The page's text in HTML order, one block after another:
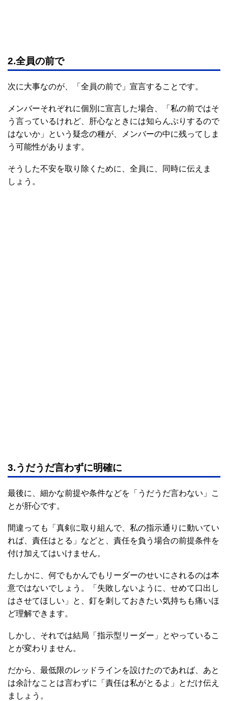
2.全員の前で
次に大事なのが、「全員の前で」宣言することです。
メンバーそれぞれに個別に宣言した場合、「私の前ではそ
う言っているけれど、肝心なときには知らんぷりするので
はないか」という疑念の種が、メンバーの中に残ってしま
う可能性があります。
そうした不安を取り除くために、全員に、同時に伝えま
しょう。
3.うだうだ言わずに明確に
最後に、細かな前提や条件などを「うだうだ言わない」こ
とが肝心です。
間違っても「真剣に取り組んで、私の指示通りに動いてい
れば、責任はとる」などと、責任を負う場合の前提条件を
付け加えてはいけません。
たしかに、何でもかんでもリーダーのせいにされるのは本
意ではないでしょう。「失敗しないように、せめて口出し
はさせてほしい」と、釘を刺しておきたい気持ちも痛いほ
ど理解できます。
しかし、それでは結局「指示型リーダー」とやっているこ
とが変わりません。
だから、最低限のレッドラインを設けたのであれば、あと
は余計なことは言わずに「責任は私がとるよ」とだけ伝え
ましょう。